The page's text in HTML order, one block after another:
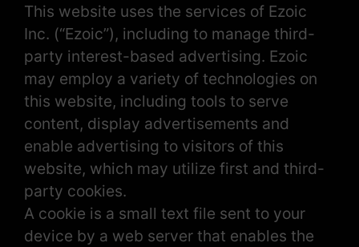
This website uses the services of Ezoic
Inc. (“Ezoic”), including to manage third-
party interest-based advertising. Ezoic
may employ a variety of technologies on
this website, including tools to serve
content, display advertisements and
enable advertising to visitors of this
website, which may utilize first and third-
party cookies.
A cookie is a small text file sent to your
device by a web server that enables the